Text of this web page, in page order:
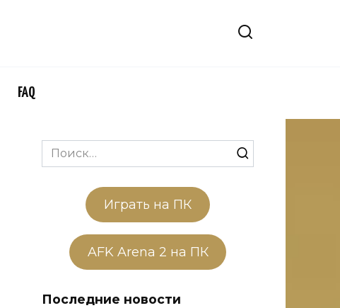
FAQ
Search
for:
Играть на ПК
AFK Arena 2 на ПК
Последние новости